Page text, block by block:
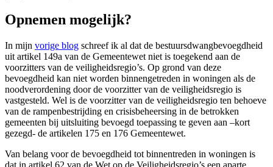
Opnemen mogelijk?
In mijn vorige blog schreef ik al dat de bestuursdwangbevoegdheid
uit artikel 149a van de Gemeentewet niet is toegekend aan de
voorzitters van de veiligheidsregio’s. Op grond van deze
bevoegdheid kan niet worden binnengetreden in woningen als de
noodverordening door de voorzitter van de veiligheidsregio is
vastgesteld. Wel is de voorzitter van de veiligheidsregio ten behoeve
van de rampenbestrijding en crisisbeheersing in de betrokken
gemeenten bij uitsluiting bevoegd toepassing te geven aan –kort
gezegd- de artikelen 175 en 176 Gemeentewet.
Van belang voor de bevoegdheid tot binnentreden in woningen is